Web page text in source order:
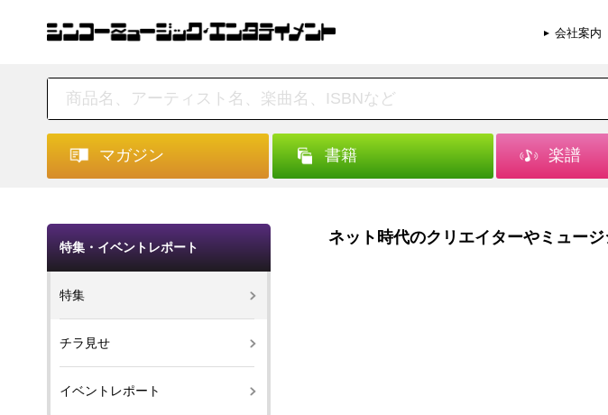
会社案内
マガジン 書籍 楽譜
ネット時代のクリエイターやミュー
特集・イベントレポート
特集
チラ見せ
イベントレポート